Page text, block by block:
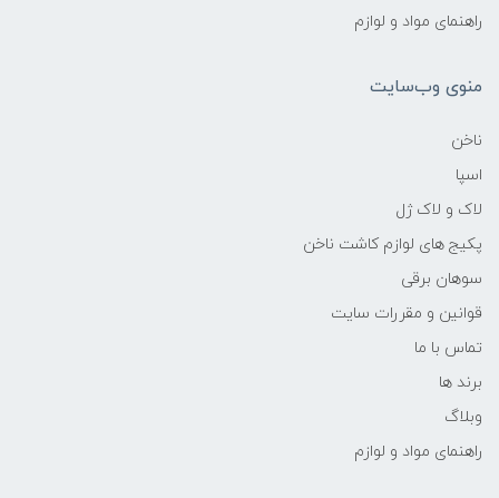
راهنمای مواد و لوازم
منوی وب‌سایت
ناخن
اسپا
لاک و لاک ژل
پکیج های لوازم کاشت ناخن
سوهان برقی
قوانین و مقررات سایت
تماس با ما
برند ها
وبلاگ
راهنمای مواد و لوازم